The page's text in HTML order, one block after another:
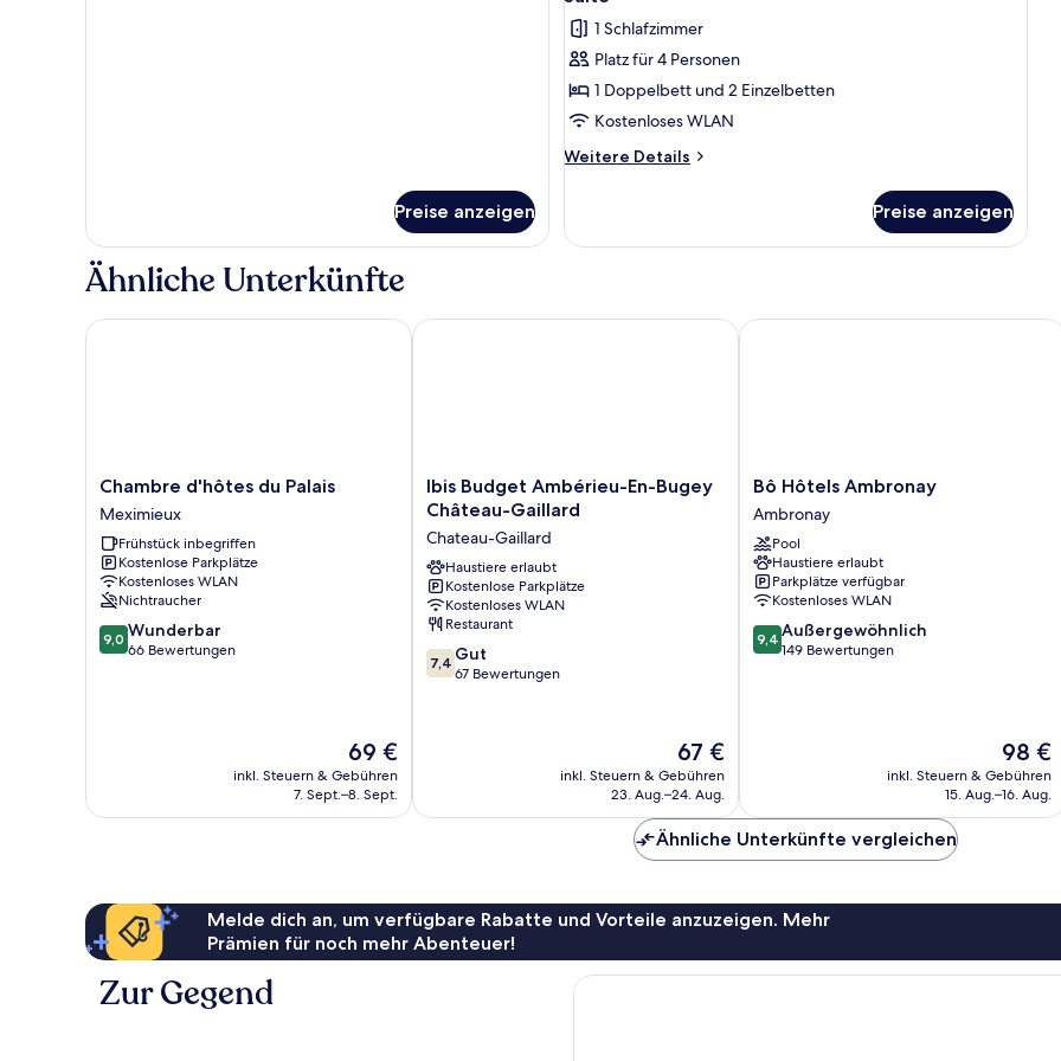
Preise anzeigen
1 Schlafzimmer
Platz für 4 Personen
1 Doppelbett und 2 Einzelbetten
Kostenloses WLAN
Weitere Details
Weitere
Preise anzeigen
Ähnliche Unterkünfte
Chambre
d'hôtes
du
Palais
Meximieux
Chambre d'hôtes du Palais
Meximieux
Frühstück inbegriffen
Kostenlose Parkplätze
Kostenloses WLAN
Nichtraucher
9.0
von
9,0 Wunderbar
66 Bewertungen
Der
Preis
beträgt
69 €
inkl. Steuern & Gebühren
7. Sept.–8. Sept.
Chambre d'hôtes du Palais
Ibis
Budget
En-
Bugey
Château-
Gaillard
Chateau-
Gaillard
Ibis Budget Ambérieu-En-Bugey
Château-Gaillard
Chateau-Gaillard
Haustiere erlaubt
Kostenlose Parkplätze
Kostenloses WLAN
Restaurant
7.4
von
7,4 Gut
67 Bewertungen
Der
Preis
beträgt
67 €
inkl. Steuern & Gebühren
23. Aug.–24. Aug.
Ibis Budget Ambérieu-En-Bugey Château-Gaillard
Bô
Hôtels
Ambronay
Ambronay
Bô Hôtels Ambronay
Ambronay
Pool
Haustiere erlaubt
Parkplätze verfügbar
Kostenloses WLAN
9.4
von
9,4 Außergewöhnlich
149 Bewertungen
Der
Preis
beträgt
98 €
inkl. Steuern & Gebühren
15. Aug.–16. Aug.
Bô Hôtels Ambronay
Ähnliche Unterkünfte vergleichen
Melde dich an, um verfügbare Rabatte und Vorteile anzuzeigen. Mehr
Prämien für noch mehr Abenteuer!
Zur Gegend